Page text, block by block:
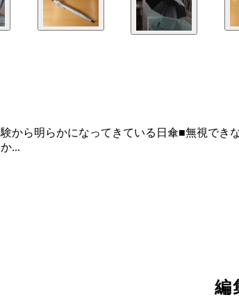
から明らかになってきている日傘■無視で
...
編